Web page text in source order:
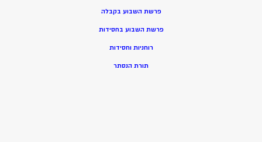
פרשת השבוע בקבלה
פרשת השבוע בחסידות
רוחניות וחסידות
תורת הנסתר